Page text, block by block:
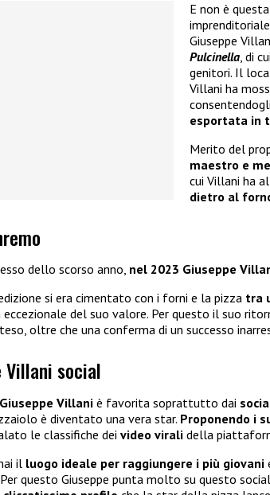
E non è
Giuseppe
Pulcinella, di
genitori. Il
Villani ha
esportata in
Merito del
maestro e
cui Villani ha
dietro al
dello scorso anno, nel 2023 Giuseppe
si era cimentato con i forni e la pizza tra
eccezionale del suo valore. Per questo il suo
oltre che una conferma di un successo
Villani social
Giuseppe Villani è favorita soprattutto dai
è diventato una vera star. Proponendo i
le classifiche dei video virali della
il luogo ideale per raggiungere i più giovani
Per questo Giuseppe punta molto su questo